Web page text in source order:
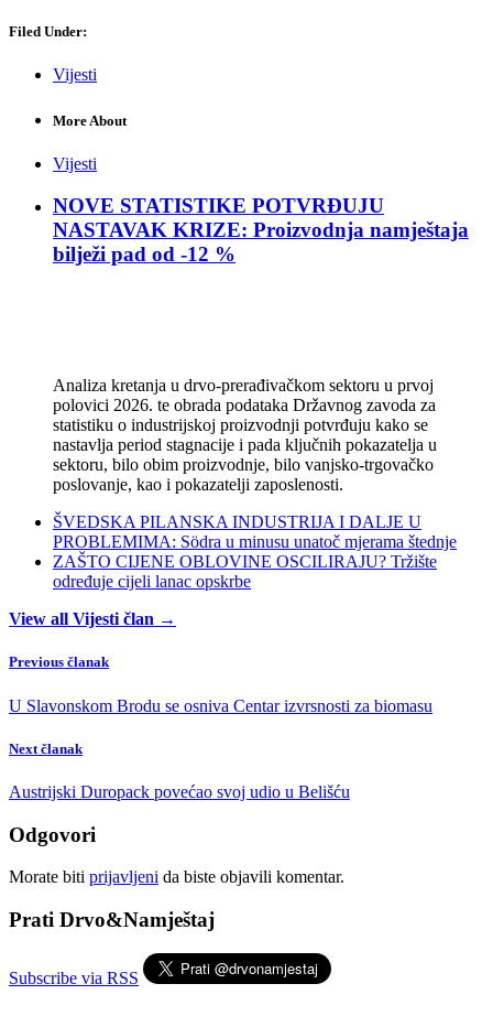
Filed Under:
Vijesti
More About
Vijesti
NOVE STATISTIKE POTVRĐUJU
NASTAVAK KRIZE: Proizvodnja namještaja
bilježi pad od -12 %
Analiza kretanja u drvo-prerađivačkom sektoru u prvoj
polovici 2026. te obrada podataka Državnog zavoda za
statistiku o industrijskoj proizvodnji potvrđuju kako se
nastavlja period stagnacije i pada ključnih pokazatelja u
sektoru, bilo obim proizvodnje, bilo vanjsko-trgovačko
poslovanje, kao i pokazatelji zaposlenosti.
ŠVEDSKA PILANSKA INDUSTRIJA I DALJE U
PROBLEMIMA: Södra u minusu unatoč mjerama štednje
ZAŠTO CIJENE OBLOVINE OSCILIRAJU? Tržište
određuje cijeli lanac opskrbe
View all Vijesti član →
Previous članak
U Slavonskom Brodu se osniva Centar izvrsnosti za biomasu
Next članak
Austrijski Duropack povećao svoj udio u Belišću
Odgovori
Morate biti prijavljeni da biste objavili komentar.
Prati Drvo&Namještaj
Subscribe via RSS